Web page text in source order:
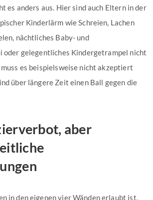
es anders aus. Hier sind auch Eltern in der
Kinderlärm wie Schreien, Lachen
nächtliches Baby- und
oder gelegentliches Kindergetrampel nicht
es beispielsweise nicht akzeptiert
über längere Zeit einen Ball gegen die
aber
in den eigenen vier Wänden erlaubt ist,